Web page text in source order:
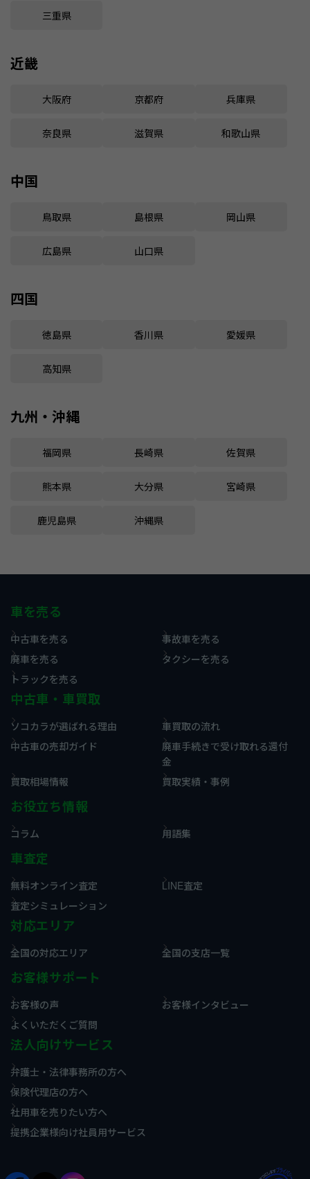
三重県
近畿
大阪府 京都府 兵庫県
奈良県 滋賀県 和歌山県
中国
鳥取県 島根県 岡山県
広島県 山口県
四国
徳島県 香川県 愛媛県
高知県
九州・沖縄
福岡県 長崎県 佐賀県
熊本県 大分県 宮崎県
鹿児島県 沖縄県
車を売る
中古車を売る
事故車を売る
廃車を売る
タクシーを売る
トラックを売る
中古車・車買取
ソコカラが選ばれる理由
車買取の流れ
中古車の売却ガイド
廃車手続きで受け取れる還付
金
買取相場情報
買取実績・事例
お役立ち情報
コラム 用語集
車査定
無料オンライン査定
LINE査定
査定シミュレーション
対応エリア
全国の対応エリア 全国の支店一覧
お客様サポート
お客様の声
お客様インタビュー
よくいただくご質問
法人向けサービス
弁護士・法律事務所の方へ
保険代理店の方へ
社用車を売りたい方へ
提携企業様向け社員用サービス